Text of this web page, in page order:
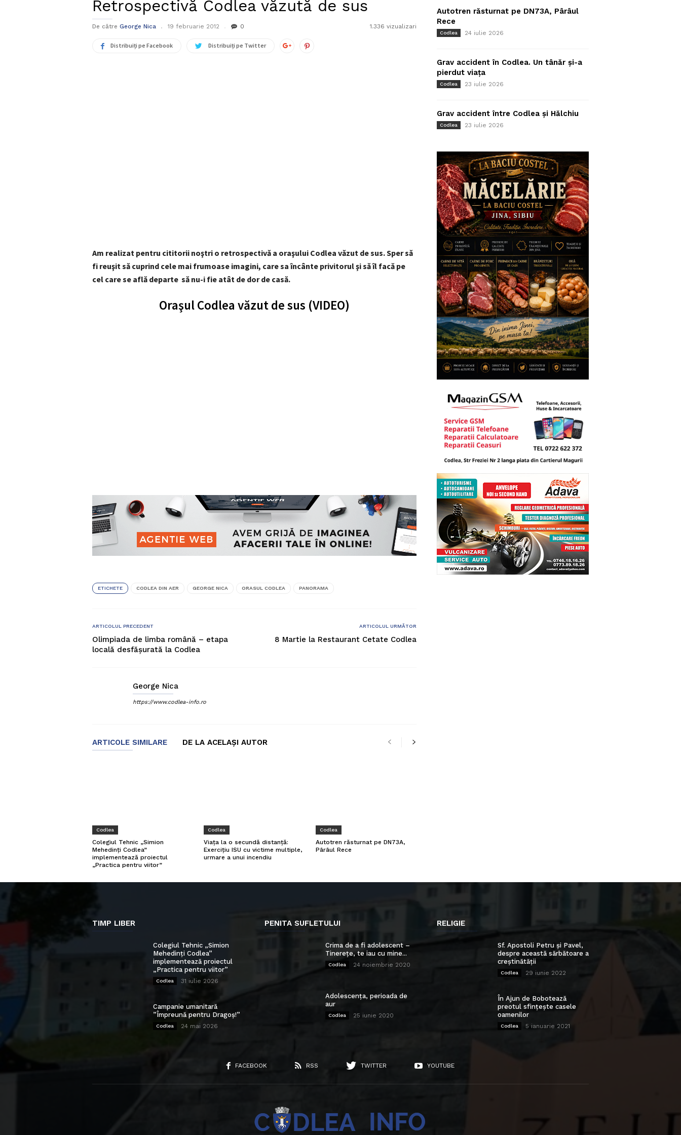
Retrospectivă Codlea văzută de sus
De către George Nica 19 februarie 2012 0 1.336 vizualizari
Distribuiți pe Facebook Distribuiți pe Twitter
Am realizat pentru cititorii noştri o retrospectivă a oraşului Codlea văzut de sus. Sper să
fi reuşit să cuprind cele mai frumoase imagini, care sa încânte privitorul şi să îl facă pe
cel care se află departe să nu-i fie atât de dor de casă.
Oraşul Codlea văzut de sus (VIDEO)
ETICHETE CODLEA DIN AER GEORGE NICA ORASUL CODLEA PANORAMA
ARTICOLUL PRECEDENT
Olimpiada de limba română – etapa
locală desfăşurată la Codlea
ARTICOLUL URMĂTOR
8 Martie la Restaurant Cetate Codlea
George Nica
https://www.codlea-info.ro
ARTICOLE SIMILARE DE LA ACELAȘI AUTOR
Codlea
Colegiul Tehnic „Simion
Mehedinți Codlea”
implementează proiectul
„Practica pentru viitor”
Codlea
Viața la o secundă distanță:
Exercițiu ISU cu victime multiple,
urmare a unui incendiu
Codlea
Autotren răsturnat pe DN73A,
Pârâul Rece
Autotren răsturnat pe DN73A, Pârâul
Rece
Codlea 24 iulie 2026
Grav accident în Codlea. Un tânăr și-a
pierdut viața
Codlea 23 iulie 2026
Grav accident între Codlea și Hălchiu
Codlea 23 iulie 2026
TIMP LIBER
Colegiul Tehnic „Simion
Mehedinți Codlea”
implementează proiectul
„Practica pentru viitor”
Codlea 31 iulie 2026
Campanie umanitară
”Împreună pentru Dragoș!”
Codlea 24 mai 2026
PENITA SUFLETULUI
Crima de a fi adolescent –
Tinerețe, te iau cu mine...
Codlea 24 noiembrie 2020
Adolescența, perioada de
aur
Codlea 25 iunie 2020
RELIGIE
Sf. Apostoli Petru și Pavel,
despre această sărbătoare a
creștinătății
Codlea 29 iunie 2022
În Ajun de Bobotează
preotul sfințește casele
oamenilor
Codlea 5 ianuarie 2021
FACEBOOK RSS TWITTER YOUTUBE